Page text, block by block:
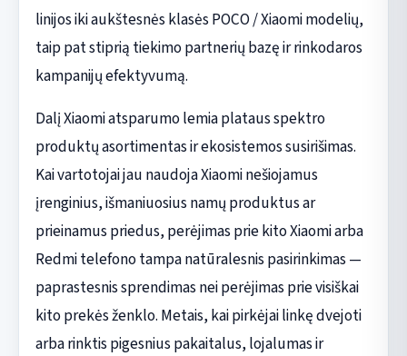
linijos iki aukštesnės klasės POCO / Xiaomi modelių,
taip pat stiprią tiekimo partnerių bazę ir rinkodaros
kampanijų efektyvumą.
Dalį Xiaomi atsparumo lemia plataus spektro
produktų asortimentas ir ekosistemos susirišimas.
Kai vartotojai jau naudoja Xiaomi nešiojamus
įrenginius, išmaniuosius namų produktus ar
prieinamus priedus, perėjimas prie kito Xiaomi arba
Redmi telefono tampa natūralesnis pasirinkimas —
paprastesnis sprendimas nei perėjimas prie visiškai
kito prekės ženklo. Metais, kai pirkėjai linkę dvejoti
arba rinktis pigesnius pakaitalus, lojalumas ir